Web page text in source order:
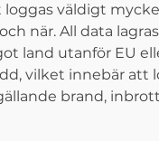
väldigt
när. All data
land utanför EU
vilket innebär att
brand,